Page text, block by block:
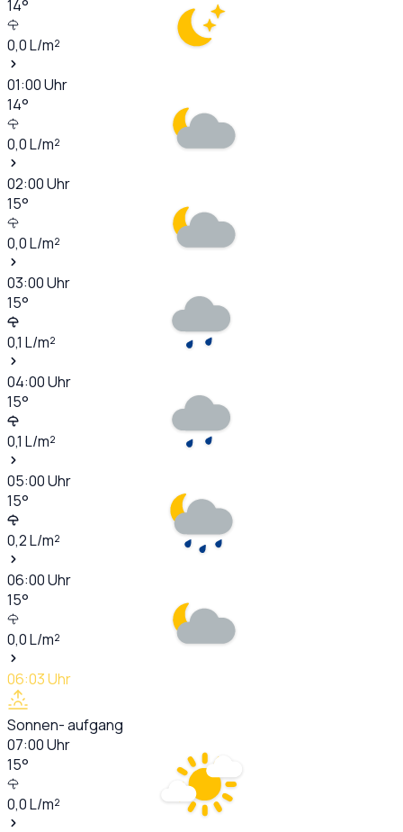
14°
0,0L/m²
01:00Uhr
14°
0,0L/m²
02:00Uhr
15°
0,0L/m²
03:00Uhr
15°
0,1 L/m²
04:00Uhr
15°
0,1 L/m²
05:00Uhr
15°
0,2L/m²
06:00Uhr
15°
0,0L/m²
06:03Uhr
Sonnen- aufgang
07:00Uhr
15°
0,0L/m²